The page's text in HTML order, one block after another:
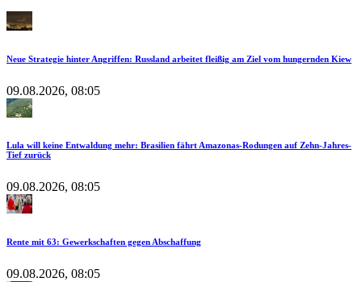
Neue Strategie hinter Angriffen: Russland arbeitet fleißig am Ziel vom hungernden Kiew
09.08.2026, 08:05
Lula will keine Entwaldung mehr: Brasilien fährt Amazonas-Rodungen auf Zehn-Jahres-
Tief zurück
09.08.2026, 08:05
Rente mit 63: Gewerkschaften gegen Abschaffung
09.08.2026, 08:05